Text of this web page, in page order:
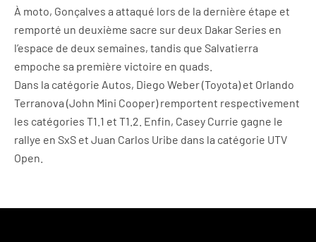
À moto, Gonçalves a attaqué lors de la dernière étape et
remporté un deuxième sacre sur deux Dakar Series en
l’espace de deux semaines, tandis que Salvatierra
empoche sa première victoire en quads.
Dans la catégorie Autos, Diego Weber (Toyota) et Orlando
Terranova (John Mini Cooper) remportent respectivement
les catégories T1.1 et T1.2. Enfin, Casey Currie gagne le
rallye en SxS et Juan Carlos Uribe dans la catégorie UTV
Open.